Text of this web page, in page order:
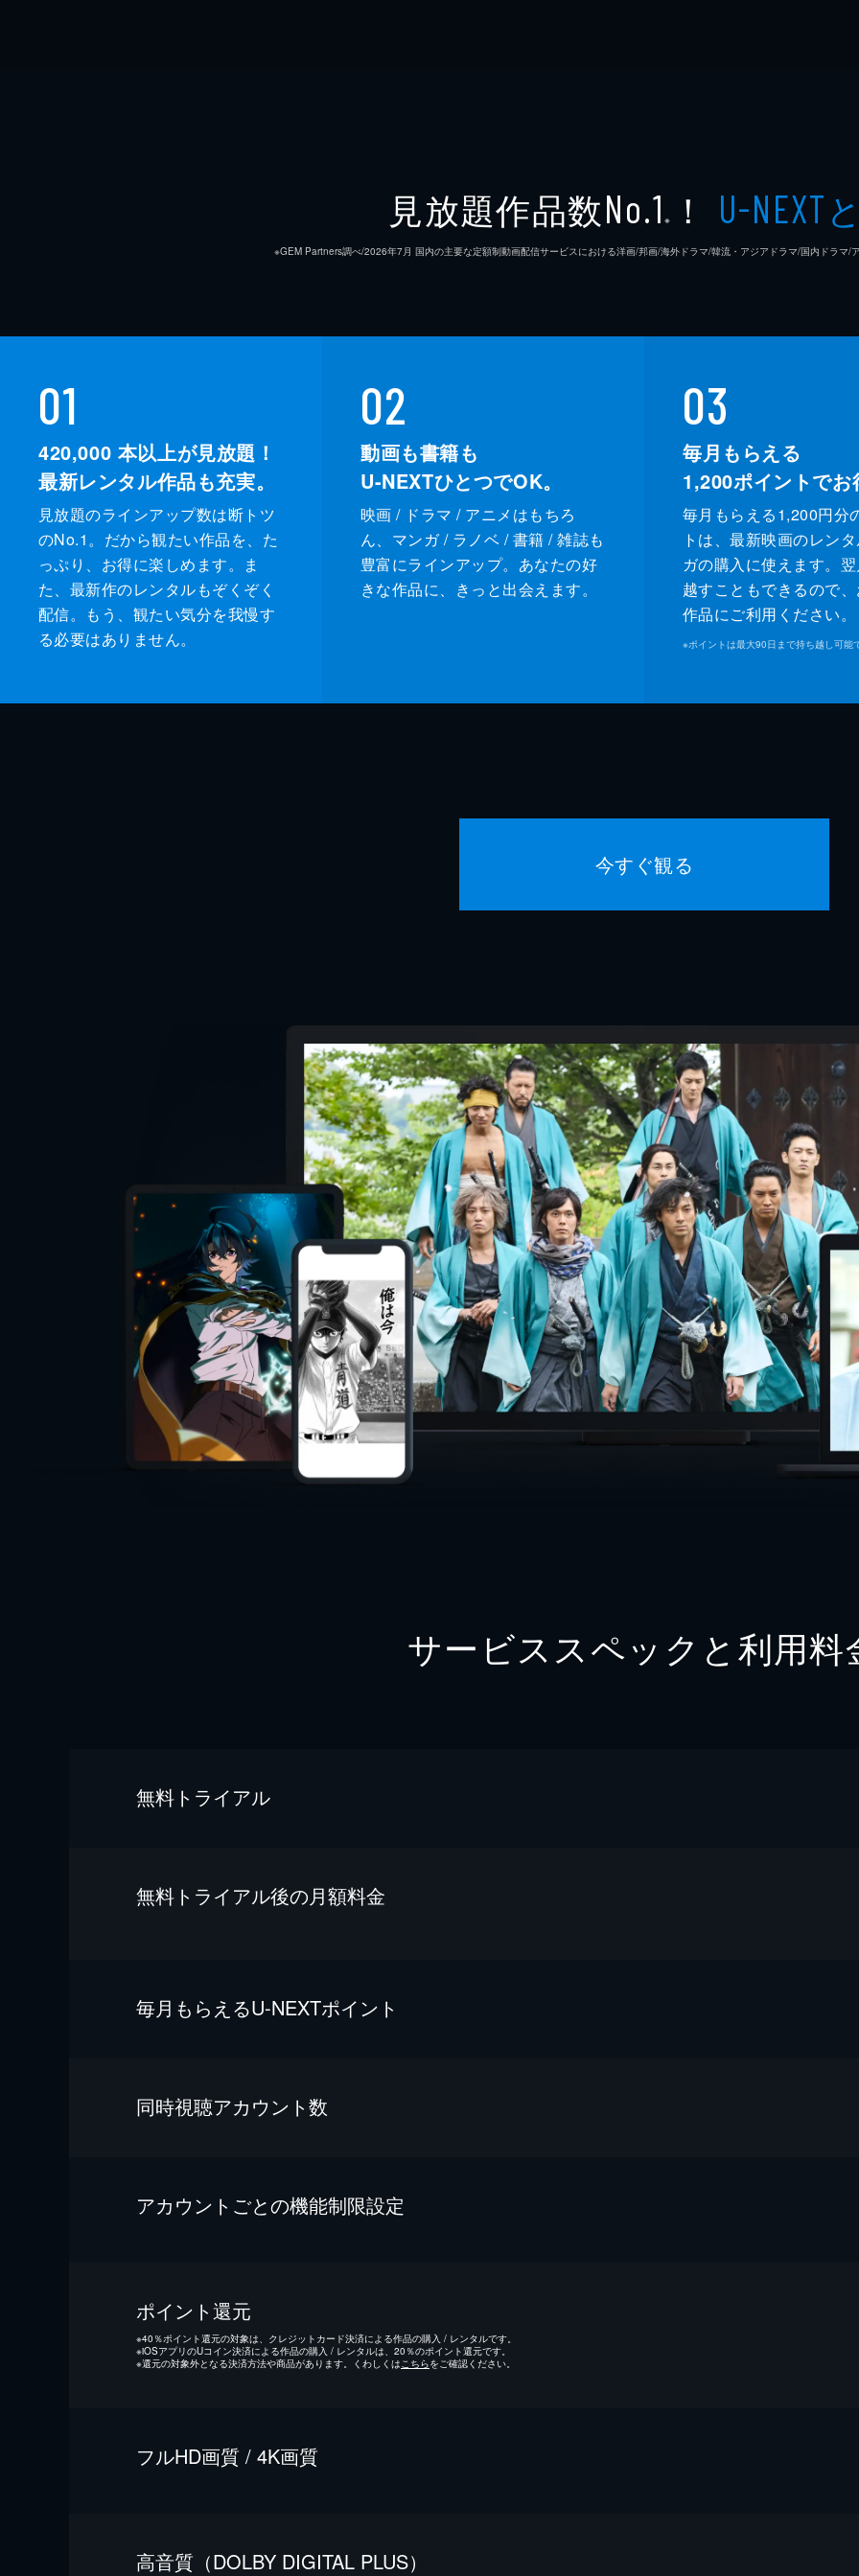
見放題作品数No.1 ※ ！ U-NEXT
※GEM Partners調べ/2026年7⽉ 国内の主要な定額制動画配信サービスにおける洋画/邦画/海外ドラマ/韓流・アジアドラマ/国内ドラマ/
01
420,000 本以上が見放題！
最新レンタル作品も充実。
見放題のラインアップ数は断トツ
のNo.1。だから観たい作品を、た
っぷり、お得に楽しめます。ま
た、最新作のレンタルもぞくぞく
配信。もう、観たい気分を我慢す
る必要はありません。
02
動画も書籍も
U-NEXTひとつでOK。
映画 / ドラマ / アニメはもちろ
ん、マンガ / ラノベ / 書籍 / 雑誌も
豊富にラインアップ。あなたの好
きな作品に、きっと出会えます。
03
毎月もらえる
1,200ポイントでお
毎月もらえる1,200円分
トは、最新映画のレン
ガの購入に使えます。
越すこともできるので
作品にご利用ください。
※ポイントは最大90日まで持ち越し可能
今すぐ観る
サービススペックと利用料
無料トライアル
無料トライアル後の⽉額料金
毎⽉もらえるU-NEXTポイント
同時視聴アカウント数
アカウントごとの機能制限設定
ポイント還元
※40％ポイント還元の対象は、クレジットカード決済による作品の購入 / レンタルです。
※iOSアプリのUコイン決済による作品の購入 / レンタルは、20％のポイント還元です。
※還元の対象外となる決済方法や商品があります。くわしくは こちらをご確認ください。
フルHD画質 / 4K画質
⾼⾳質（DOLBY DIGITAL PLUS）